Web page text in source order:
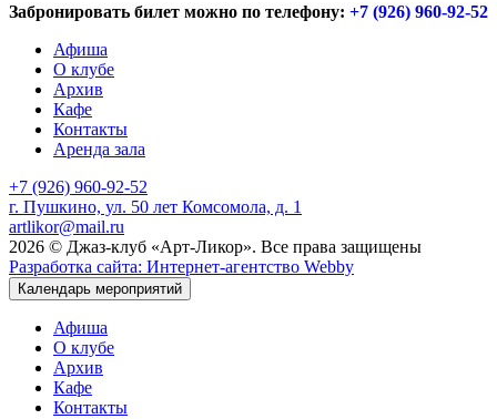
Забронировать билет можно по телефону: +7 (926) 960-92-52
Афиша
О клубе
Архив
Кафе
Контакты
Аренда зала
+7 (926) 960-92-52
г. Пушкино, ул. 50 лет Комсомола, д. 1
artlikor@mail.ru
2026 © Джаз-клуб «Арт-Ликор». Все права защищены
Разработка сайта: Интернет-агентство Webby
Календарь мероприятий
Афиша
О клубе
Архив
Кафе
Контакты